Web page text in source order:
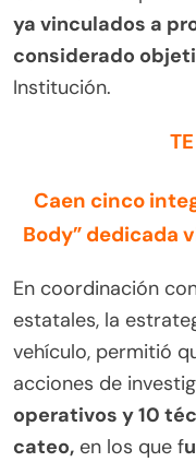
ya vinculados a
considerado
Institución.
Caen cinco
Body” dedicada
En coordinación
estatales, la
vehículo, permitió
acciones de
operativos y 10
cateo, en los que f